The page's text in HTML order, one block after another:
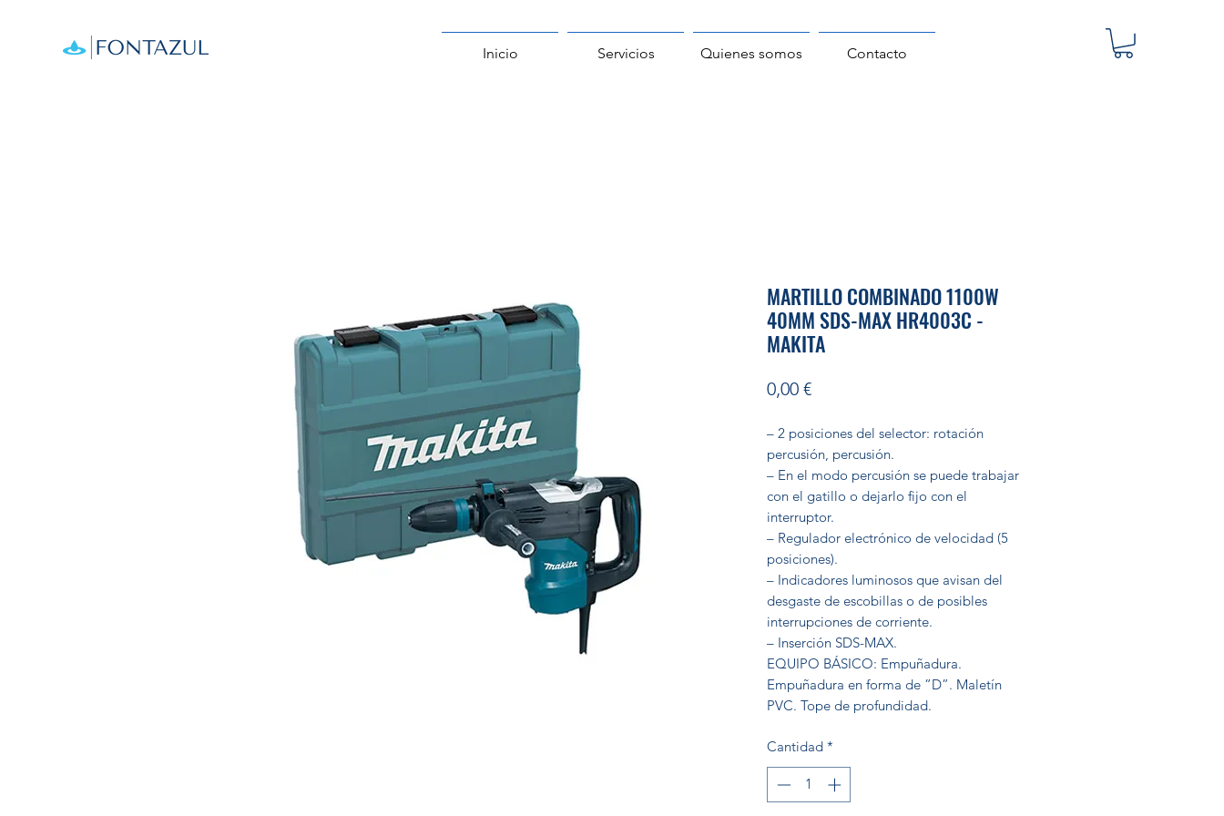
Inicio Servicios Quienes somos Contacto
MARTILLO COMBINADO 1100W
40MM SDS-MAX HR4003C -
MAKITA
0,00 €Precio
– 2 posiciones del selector: rotación
percusión, percusión.
– En el modo percusión se puede trabajar
con el gatillo o dejarlo fijo con el
interruptor.
– Regulador electrónico de velocidad (5
posiciones).
– Indicadores luminosos que avisan del
desgaste de escobillas o de posibles
interrupciones de corriente.
– Inserción SDS-MAX.
EQUIPO BÁSICO: Empuñadura.
Empuñadura en forma de ”D”. Maletín
PVC. Tope de profundidad.
Cantidad *